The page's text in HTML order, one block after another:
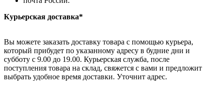
Курьерская доставка*
Вы можете заказать доставку товара с помощью курьера,
который прибудет по указанному адресу в будние дни и
субботу с 9.00 до 19.00. Курьерская служба, после
поступления товара на склад, свяжется с вами и предложит
выбрать удобное время доставки. Уточнит адрес.